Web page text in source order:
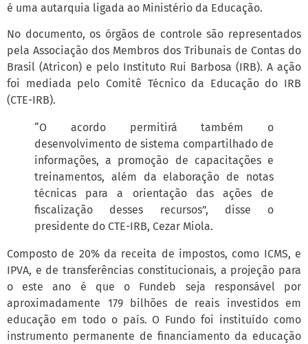
é uma autarquia ligada ao Ministério da Educação.
No documento, os órgãos de controle são representados
pela Associação dos Membros dos Tribunais de Contas do
Brasil (Atricon) e pelo Instituto Rui Barbosa (IRB). A ação
foi mediada pelo Comitê Técnico da Educação do IRB
(CTE-IRB).
“O acordo permitirá também o
desenvolvimento de sistema compartilhado de
informações, a promoção de capacitações e
treinamentos, além da elaboração de notas
técnicas para a orientação das ações de
fiscalização desses recursos”, disse o
presidente do CTE-IRB, Cezar Miola.
Composto de 20% da receita de impostos, como ICMS, e
IPVA, e de transferências constitucionais, a projeção para
o este ano é que o Fundeb seja responsável por
aproximadamente 179 bilhões de reais investidos em
educação em todo o país. O Fundo foi instituído como
instrumento permanente de financiamento da educação